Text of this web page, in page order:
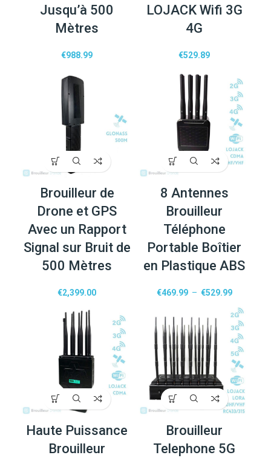
Jusqu’à 500
Mètres
€988.99
LOJACK Wifi 3G
4G
€529.89
Brouilleur de
Drone et GPS
Avec un Rapport
Signal sur Bruit de
500 Mètres
€2,399.00
8 Antennes
Brouilleur
Téléphone
Portable Boîtier
en Plastique ABS
€469.99 – €529.99
Haute Puissance
Brouilleur
Brouilleur
Telephone 5G